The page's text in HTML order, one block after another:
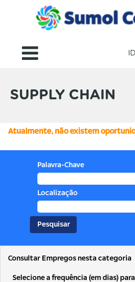
SUPPLY CHAIN
Atualmente, não existem
Palavra-Chave
Localização
Consultar Empregos nesta categoria
Selecione a frequência (em dias)